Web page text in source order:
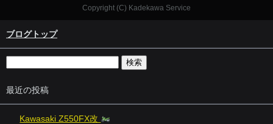
Copyright (C) Kadekawa Service
ブログトップ
最近の投稿
Kawasaki Z550FX改